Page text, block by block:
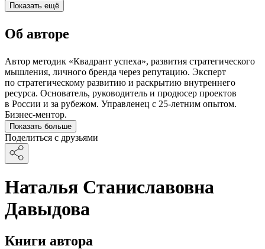
Показать ещё
Об авторе
Автор методик «Квадрант успеха», развития стратегического
мышления, личного бренда через репутацию. Эксперт
по стратегическому развитию и раскрытию внутреннего
ресурса. Основатель, руководитель и продюсер проектов
в России и за рубежом. Управленец с 25-летним опытом.
Бизнес-ментор.
Показать больше
Поделиться с друзьями
Наталья Станиславовна
Давыдова
Книги автора